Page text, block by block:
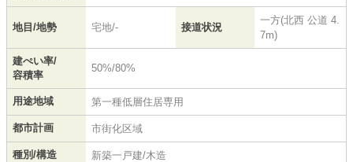
地目/地勢 宅地/- 接道状況
一方(北西 公道 4.
7m)
建ぺい率/
容積率
50%/80%
用途地域 第一種低層住居専用
都市計画 市街化区域
種別/構造 新築一戸建/木造